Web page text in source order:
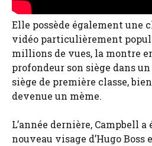
Elle possède également une
vidéo particulièrement
millions de vues, la montre
profondeur son siège dans
siège de première classe,
devenue un mème.
L’année dernière, Campbell
nouveau visage d’Hugo Boss